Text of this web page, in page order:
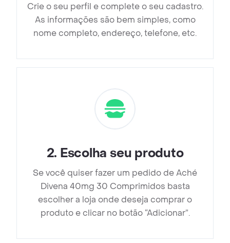
Crie o seu perfil e complete o seu cadastro.
As informações são bem simples, como
nome completo, endereço, telefone, etc.
2. Escolha seu produto
Se você quiser fazer um pedido de Aché
Divena 40mg 30 Comprimidos basta
escolher a loja onde deseja comprar o
produto e clicar no botão “Adicionar”.